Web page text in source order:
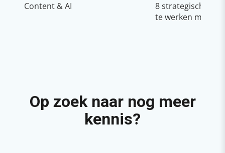
Content & AI
8 strategische
te werken met
Op zoek naar nog meer
kennis?